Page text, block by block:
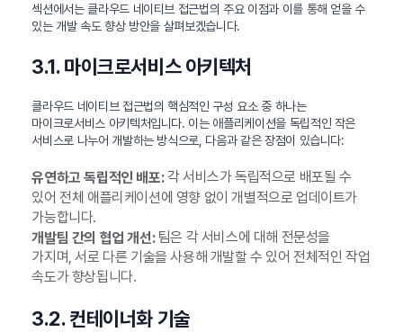
섹션에서는 클라우드 네이티브 접근법의 주요 이점과 이를 통해 얻을 수
있는 개발 속도 향상 방안을 살펴보겠습니다.
3.1. 마이크로서비스 아키텍처
클라우드 네이티브 접근법의 핵심적인 구성 요소 중 하나는
마이크로서비스 아키텍처입니다. 이는 애플리케이션을 독립적인 작은
서비스로 나누어 개발하는 방식으로, 다음과 같은 장점이 있습니다:
유연하고 독립적인 배포:각 서비스가 독립적으로 배포될 수
있어 전체 애플리케이션에 영향 없이 개별적으로 업데이트가
가능합니다.
개발팀 간의 협업 개선:팀은 각 서비스에 대해 전문성을
가지며, 서로 다른 기술을 사용해 개발할 수 있어 전체적인 작업
속도가 향상됩니다.
3.2. 컨테이너화 기술